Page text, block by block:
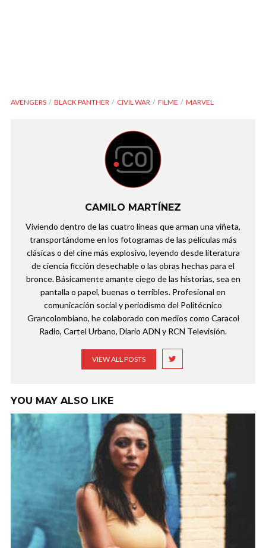
AVENGERS BLACK PANTHER CIVIL WAR FILME MARVEL
CAMILO MARTÍNEZ
Viviendo dentro de las cuatro líneas que arman una viñeta,
transportándome en los fotogramas de las películas más
clásicas o del cine más explosivo, leyendo desde literatura
de ciencia ficción desechable o las obras hechas para el
bronce. Básicamente amante ciego de las historias, sea en
pantalla o papel, buenas o terribles. Profesional en
comunicación social y periodismo del Politécnico
Grancolombiano, he colaborado con medios como Caracol
Radio, Cartel Urbano, Diario ADN y RCN Televisión.
VIEW ALL POSTS
YOU MAY ALSO LIKE